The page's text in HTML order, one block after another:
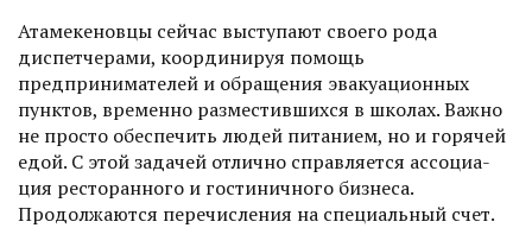
Атамекеновцы сейчас выступают своего рода
диспетчерами, координируя помощь
предпринимателей и обращения эвакуационных
пунк­тов, временно разместившихся в школах. Важно
не просто обеспечить людей питанием, но и горячей
едой. С этой задачей отлично справляется ассоциа­
ция ресторанного и гостиничного бизнеса.
Продолжаются перечисления на специальный счет.